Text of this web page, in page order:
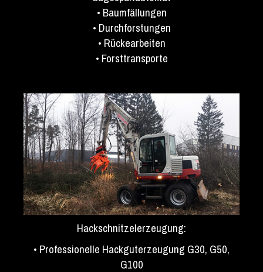
• Baumfällungen
• Durchforstungen
• Rückearbeiten
• Forsttransporte
Hackschnitzelerzeugung:
• Professionelle Hackguterzeugung G30, G50,
G100